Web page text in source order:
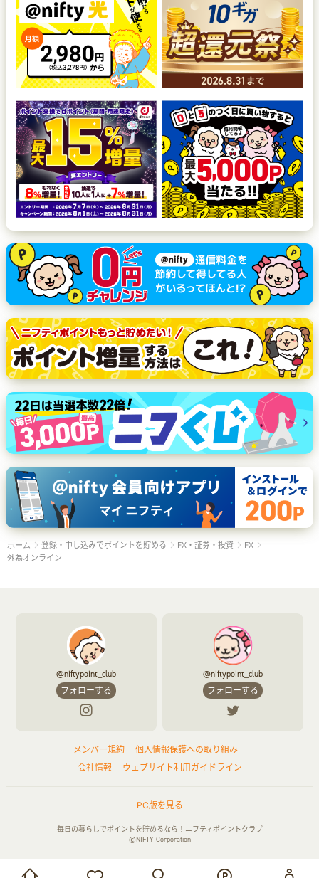
ホーム 登録・申し込みでポイントを貯める FX・証券・投資
FX
外為オンライン
@niftypoint_club
フォローする
@niftypoint_club
フォローする
メンバー規約
個人情報保護への取り組み
会社情報
ウェブサイト利用ガイドライン
PC版を見る
毎日の暮らしでポイントを貯めるなら！ニフティポイントクラブ
©NIFTY Corporation